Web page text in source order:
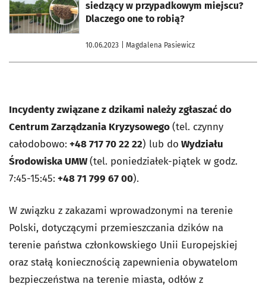
siedzący w przypadkowym miejscu?
Dlaczego one to robią?
10.06.2023 | Magdalena Pasiewicz
Incydenty związane z dzikami należy zgłaszać do
Centrum Zarządzania Kryzysowego(tel. czynny
całodobowo: +48 717 70 22 22) lub do Wydziału
Środowiska UMW(tel. poniedziałek-piątek w godz.
7:45-15:45: +48 71 799 67 00).
W związku z zakazami wprowadzonymi na terenie
Polski, dotyczącymi przemieszczania dzików na
terenie państwa członkowskiego Unii Europejskiej
oraz stałą koniecznością zapewnienia obywatelom
bezpieczeństwa na terenie miasta, odłów z